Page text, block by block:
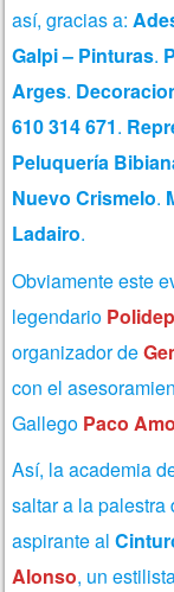
así, gracias a:
Galpi – Pinturas.
Arges.
610 314 671.
Peluquería
Nuevo Crismelo.
Ladairo.
Obviamente este
legendario
organizador de
con el
Gallego Paco
Así, la academia
saltar a la palestra
aspirante al
Alonso, un